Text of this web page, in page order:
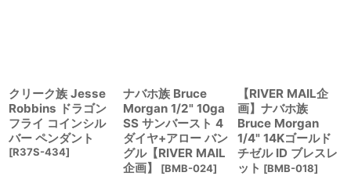
クリーク族 Jesse
Robbins ドラゴン
フライ コインシル
バー ペンダント
[R37S-434]
ナバホ族 Bruce
Morgan 1/2" 10ga
SS サンバースト 4
ダイヤ+アロー バン
グル【RIVER MAIL
企画】
[BMB-024]
【RIVER MAIL企
画】ナバホ族
Bruce Morgan
1/4" 14Kゴールド
チゼル ID ブレスレ
ット [BMB-018]